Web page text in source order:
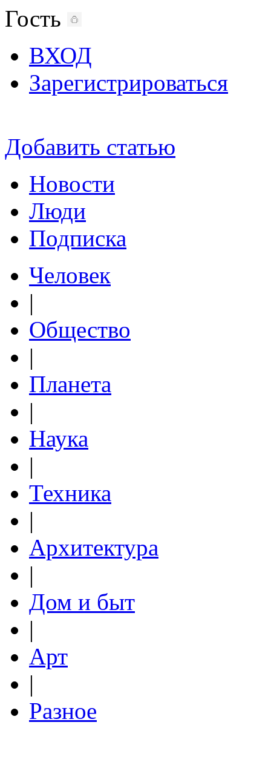
Гость
ВХОД
Зарегистрироваться
Добавить статью
Новости
Люди
Подписка
Человек
|
Общество
|
Планета
|
Наука
|
Техника
|
Архитектура
|
Дом и быт
|
Арт
|
Разное